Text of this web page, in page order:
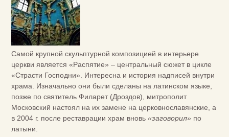
Самой крупной скульптурной композицией в интерьере
церкви является «Распятие» – центральный сюжет в цикле
«Страсти Господни». Интересна и история надписей внутри
храма. Изначально они были сделаны на латинском языке,
позже по святитель Филарет (Дроздов), митрополит
Московский настоял на их замене на церковнославянские, а
в 2004 г. после реставрации храм вновь «заговорил» по
латыни.